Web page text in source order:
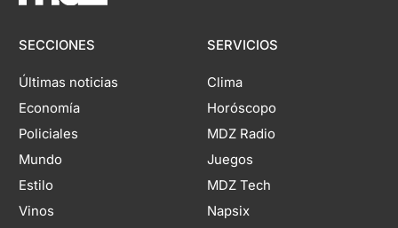
SECCIONES
Últimas noticias
Economía
Policiales
Mundo
Estilo
Vinos
SERVICIOS
Clima
Horóscopo
MDZ Radio
Juegos
MDZ Tech
Napsix